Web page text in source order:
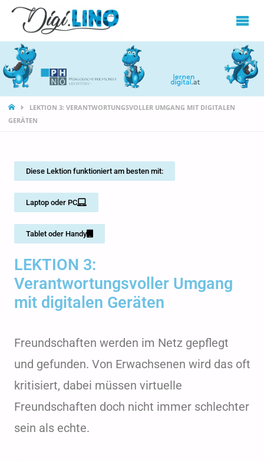
LEKTION 3: VERANTWORTUNGSVOLLER UMGANG MIT DIGITALEN
GERÄTEN
Diese Lektion funktioniert am besten mit:
Laptop oder PC
Tablet oder Handy
LEKTION 3:
Verantwortungsvoller Umgang
mit digitalen Geräten
Freundschaften werden im Netz gepflegt
und gefunden. Von Erwachsenen wird das oft
kritisiert, dabei müssen virtuelle
Freundschaften doch nicht immer schlechter
sein als echte.